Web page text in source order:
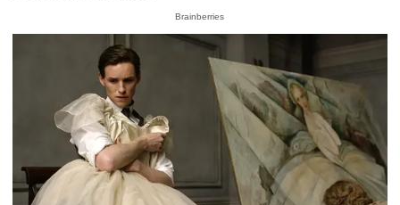
Brainberries